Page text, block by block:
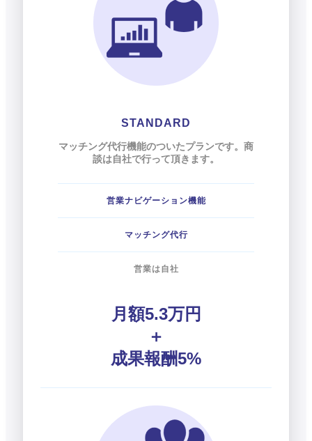
STANDARD
マッチング代行機能のついたプランです。商
談は自社で行って頂きます。
営業ナビゲーション機能
マッチング代行
営業は自社
月額5.3万円
＋
成果報酬5%